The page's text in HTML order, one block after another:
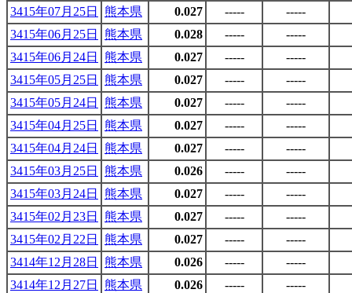
3415年07月25日
熊本県 0.027 -----
-----
3415年06月25日
熊本県 0.028 -----
-----
3415年06月24日
熊本県 0.027 -----
-----
3415年05月25日
熊本県 0.027 -----
-----
3415年05月24日
熊本県 0.027 -----
-----
3415年04月25日
熊本県 0.027 -----
-----
3415年04月24日
熊本県 0.027 -----
-----
3415年03月25日
熊本県 0.026 -----
-----
3415年03月24日
熊本県 0.027 -----
-----
3415年02月23日
熊本県 0.027 -----
-----
3415年02月22日
熊本県 0.027 -----
-----
3414年12月28日
熊本県 0.026 -----
-----
3414年12月27日
熊本県 0.026 -----
-----